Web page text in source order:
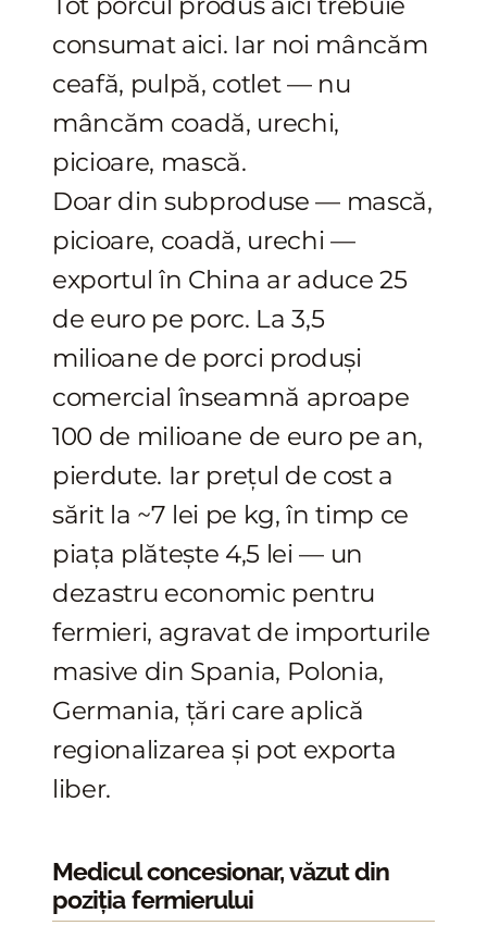
consumat aici. Iar noi mâncăm
ceafă, pulpă, cotlet — nu
mâncăm coadă, urechi,
picioare, mască.
Doar din subproduse — mască,
picioare, coadă, urechi —
exportul în China ar aduce 25
de euro pe porc. La 3,5
milioane de porci produși
comercial înseamnă aproape
100 de milioane de euro pe an,
pierdute. Iar prețul de cost a
sărit la ~7 lei pe kg, în timp ce
piața plătește 4,5 lei — un
dezastru economic pentru
fermieri, agravat de importurile
masive din Spania, Polonia,
Germania, țări care aplică
regionalizarea și pot exporta
liber.
Medicul concesionar, văzut din
poziția fermierului